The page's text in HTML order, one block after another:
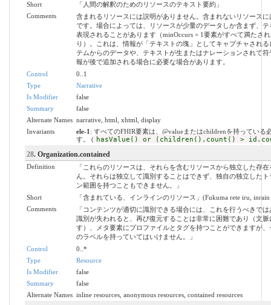
Short
「人間の解釈のためのリソースのテキスト要約」
Comments
含まれるリソースには説明がありません。含まれないリソースに
です。場合によっては、リソースが少量のデータしか含まず、テ
表現されることがあります（minOccurs = 1要素がすべて満たさ
り）。これは、情報が「テキストの塊」としてキャプチャされ
テムからのデータや、テキストが生またはナレーションされて符
報が後で追加される場合に必要な場合があります。
Control
0..1
Type
Narrative
Is Modifier
false
Summary
false
Alternate Names narrative, html, xhtml, display
Invariants
ele-1 : すべてのFHIR要素は、@valueまたはchildrenを持っている
す。 ( hasValue() or (children().count() >
28. Organization.contained
Definition
「これらのリソースは、それらを含むリソースから独立した存
ん。それらは独立して識別することはできず、独自の独立したト
ン範囲を持つこともできません。」
Short
「含まれている、インラインのリソース」(Fukuma rete iru, inrain
Comments
「コンテンツが適切に識別できる場合には、これを行うべきで
識別が失われると、再び復元することは非常に困難であり（文脈
す）、メタ要素にプロファイルとタグを持つことができますが、
のラベルを持っていてはいけません。」
Control
0..*
Type
Resource
Is Modifier
false
Summary
false
Alternate Names inline resources, anonymous resources, contained resources